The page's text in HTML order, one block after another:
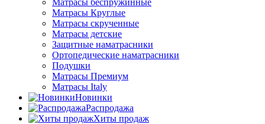
Матрасы беспружинные
Матрасы Круглые
Матрасы скрученные
Матрасы детские
Защитные наматрасники
Ортопедические наматрасники
Подушки
Матрасы Премиум
Матрасы Italy
Новинки
Распродажа
Хиты продаж